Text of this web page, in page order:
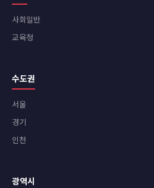
사회일반
교육청
수도권
서울
경기
인천
광역시